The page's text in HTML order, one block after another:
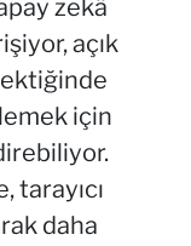
zekâ
açık
için
tarayıcı
daha